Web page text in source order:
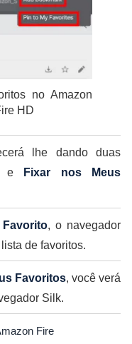
no Amazon
HD
lhe dando duas
Fixar nos Meus
, o navegador
de favoritos.
Favoritos, você verá
Silk.
Fire